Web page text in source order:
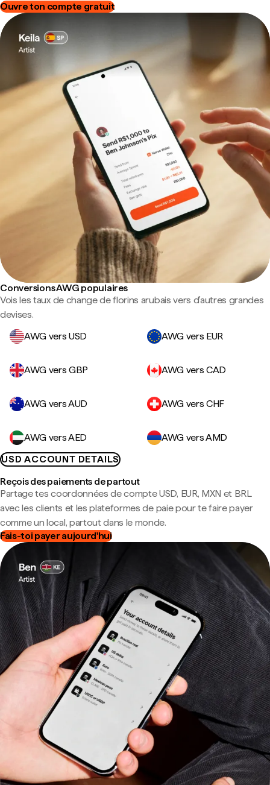
Ouvre ton compte gratuit
Conversions AWG populaires
Vois les taux de change de florins arubais vers d'autres grandes
devises.
AWG vers USD
AWG vers EUR
AWG vers GBP AWG vers CAD
AWG vers AUD AWG vers CHF
AWG vers AED
AWG vers AMD
USD ACCOUNT DETAILS
Reçois des paiements de partout
Partage tes coordonnées de compte USD, EUR, MXN et BRL
avec les clients et les plateformes de paie pour te faire payer
comme un local, partout dans le monde.
Fais-toi payer aujourd'hui